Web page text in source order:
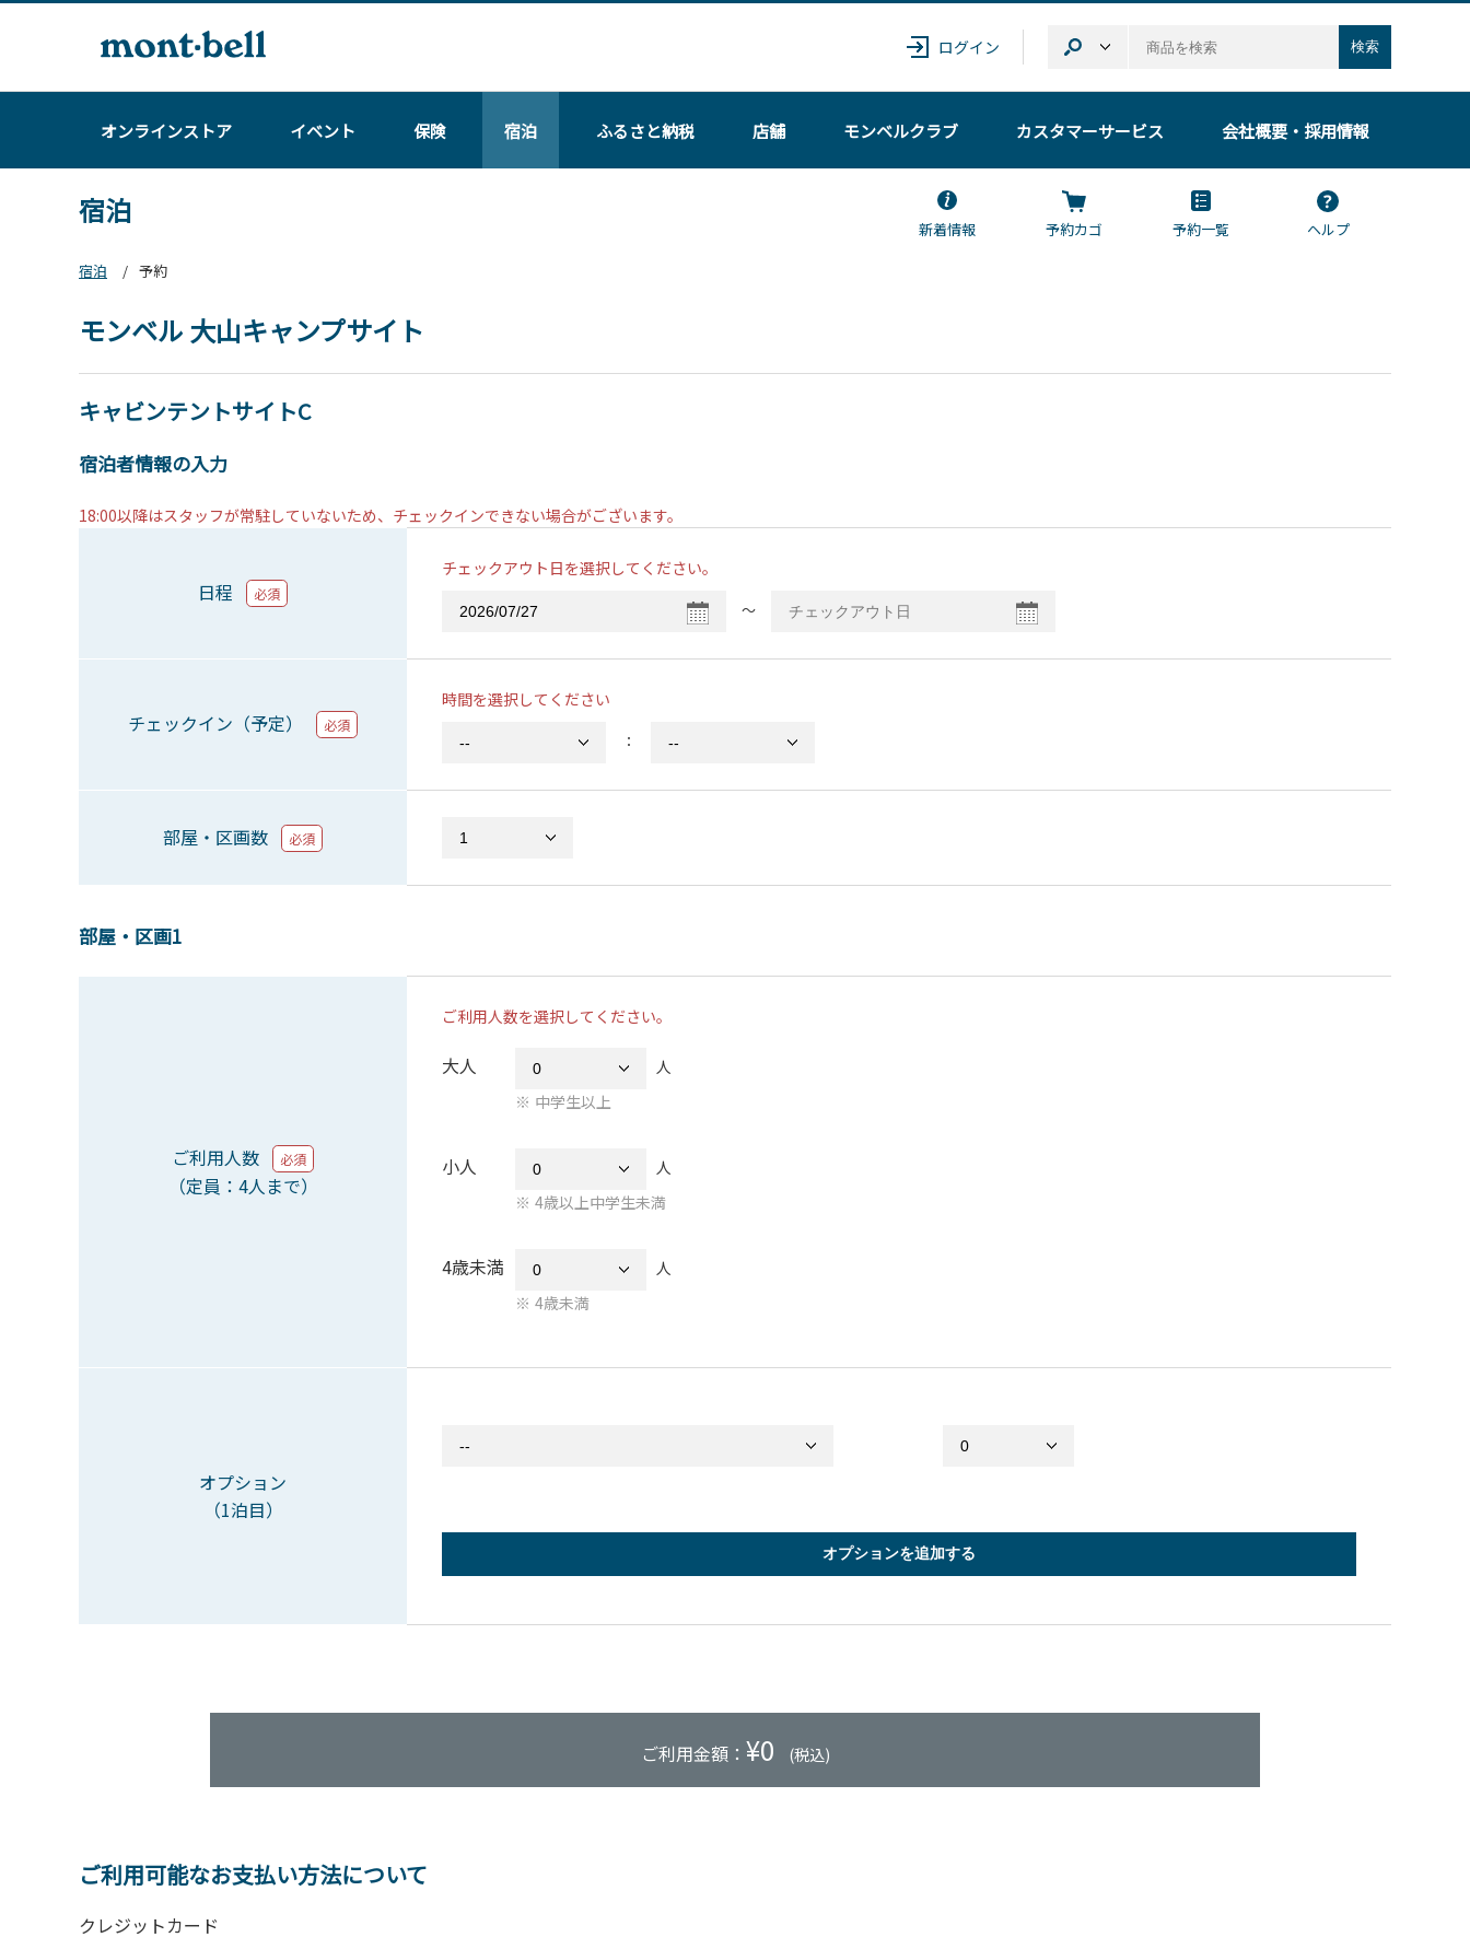
ログイン 検索
オンラインストア イベント 保険 宿泊 ふるさと納税 店舗 モンベルクラブ カスタマーサービス 会社概要・採用情報
宿泊
新着情報 予約カゴ 予約一覧
ヘルプ
宿泊
予約
モンベル 大山キャンプサイト
キャビンテントサイトC
宿泊者情報の入力
18:00以降はスタッフが常駐していないため、チェックインできない場合がございます。
日程 必須
チェックアウト日を選択してください。
〜
チェックイン（予定） 必須
時間を選択してください
：
部屋・区画数 必須
部屋・区画1
ご利用人数 必須
（定員：4人まで）
ご利用人数を選択してください。
大人
人
中学生以上
小人
人
4歳以上中学生未満
4歳未満
人
4歳未満
オプション
（1泊目）
オプションを追加する
ご利用金額： ¥0 (税込)
ご利用可能なお支払い方法について
クレジットカード